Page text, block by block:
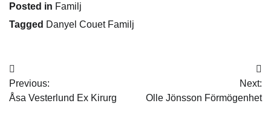
Posted in Familj
Tagged Danyel Couet Familj
Post
navigation
Previous:
Åsa Vesterlund Ex Kirurg
Next:
Olle Jönsson Förmögenhet